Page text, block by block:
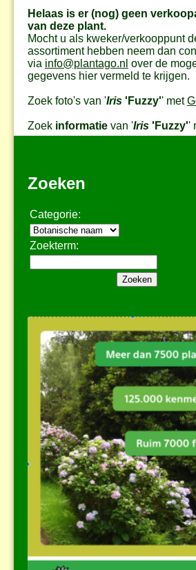
Helaas is er (nog) geen
van deze plant.
Mocht u als kweker/verkooppunt
assortiment hebben neem dan
via info@plantago.nl over de
gegevens hier vermeld te krijgen.
Zoek foto's van 'Iris 'Fuzzy'' met
Zoek informatie van 'Iris 'Fuzzy''
Zoeken
Categorie:
Zoekterm: